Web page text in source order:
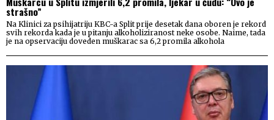
strašno”
Na Klinici za psihijatriju KBC-a Split prije desetak dana oboren je rekord
svih rekorda kada je u pitanju alkoholiziranost neke osobe. Naime, tada
je na opservaciju doveden muškarac sa 6,2 promila alkohola